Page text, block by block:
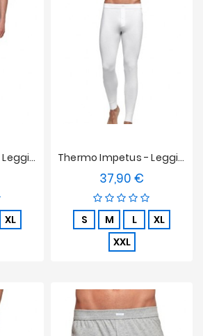
Thermo Impetus - Leggings Schwarz
XL
Thermo Impetus - Leggings Weiß
37,90 €
S M L
XL
XXL